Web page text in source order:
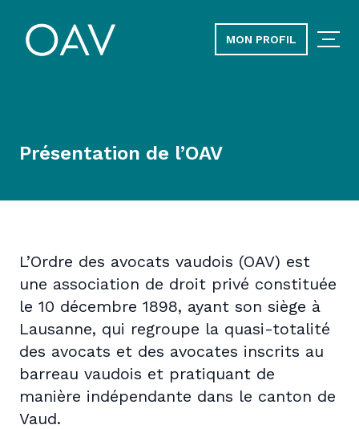
MON PROFIL
Présentation de l’OAV
L’Ordre des avocats vaudois (OAV) est
une association de droit privé constituée
le 10 décembre 1898, ayant son siège à
Lausanne, qui regroupe la quasi-totalité
des avocats et des avocates inscrits au
barreau vaudois et pratiquant de
manière indépendante dans le canton de
Vaud.